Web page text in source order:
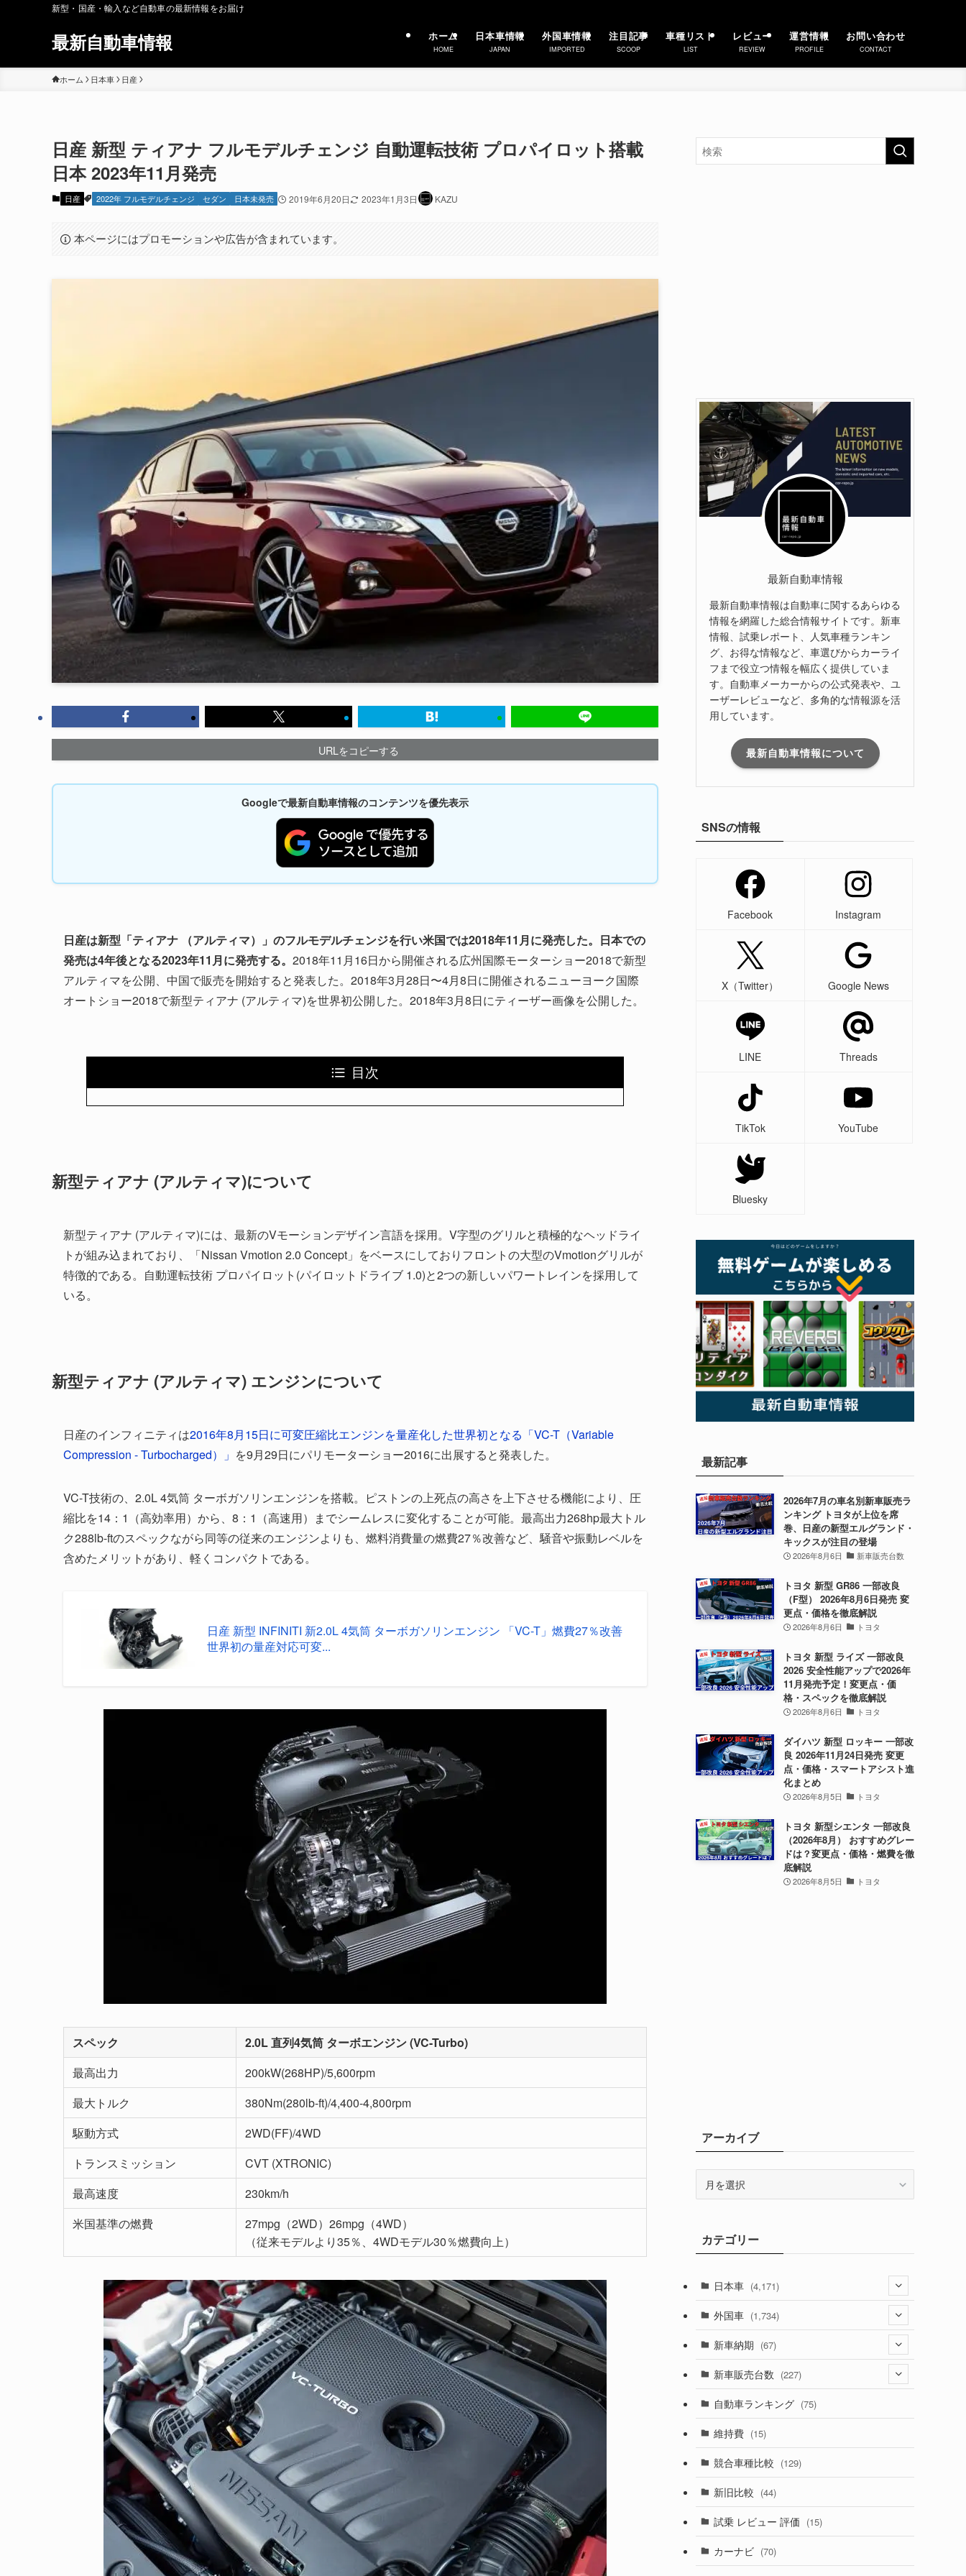
新型・国産・輸入など自動車の最新情報をお届け
最新自動車情報 ホーム
HOME
日本車情報
JAPAN
外国車情報
IMPORTED
注目記事
SCOOP
車種リスト
LIST
レビュー
REVIEW
運営情報
PROFILE
お問い合わせ
CONTACT
ホーム 日本車 日産
日産 新型 ティアナ フルモデルチェンジ 自動運転技術 プロパイロット搭載
日本 2023年11月発売
日産 2022年 フルモデルチェンジ セダン 日本未発売 2019年6月20日 2023年1月3日 KAZU
本ページにはプロモーションや広告が含まれています。
URLをコピーする
Googleで最新自動車情報のコンテンツを優先表示
日産は新型「ティアナ （アルティマ）」のフルモデルチェンジを行い米国では2018年11月に発売した。日本での
発売は4年後となる2023年11月に発売する。 2018年11月16日から開催される広州国際モーターショー2018で新型
アルティマを公開、中国で販売を開始すると発表した。2018年3月28日〜4月8日に開催されるニューヨーク国際
オートショー2018で新型ティアナ (アルティマ)を世界初公開した。2018年3月8日にティーザー画像を公開した。
目次
新型ティアナ (アルティマ)について
新型ティアナ (アルティマ)には、最新のVモーションデザイン言語を採用。V字型のグリルと積極的なヘッドライ
トが組み込まれており、「Nissan Vmotion 2.0 Concept」をベースにしておりフロントの大型のVmotionグリルが
特徴的である。自動運転技術 プロパイロット(パイロットドライブ 1.0)と2つの新しいパワートレインを採用して
いる。
新型ティアナ (アルティマ) エンジンについて
日産のインフィニティは2016年8月15日に可変圧縮比エンジンを量産化した世界初となる「VC-T（Variable
Compression - Turbocharged）」 を9月29日にパリモーターショー2016に出展すると発表した。
VC-T技術の、2.0L 4気筒 ターボガソリンエンジンを搭載。ピストンの上死点の高さを上下させる機能により、圧
縮比を14：1（高効率用）から、8：1（高速用）までシームレスに変化することが可能。最高出力268hp最大トル
ク288lb-ftのスペックながら同等の従来のエンジンよりも、燃料消費量の燃費27％改善など、騒音や振動レベルを
含めたメリットがあり、軽くコンパクトである。
日産 新型 INFINITI 新2.0L 4気筒 ターボガソリンエンジン 「VC-T」燃費27％改善
世界初の量産対応可変...
スペック
2.0L 直列4気筒 ターボエンジン (VC-Turbo)
最高出力
200kW(268HP)/5,600rpm
最大トルク
380Nm(280lb-ft)/4,400-4,800rpm
駆動方式
2WD(FF)/4WD
トランスミッション
CVT (XTRONIC)
最高速度
230km/h
米国基準の燃費
27mpg（2WD）26mpg（4WD）
（従来モデルより35％、4WDモデル30％燃費向上）
最新自動車情報
最新自動車情報は自動車に関するあらゆる
情報を網羅した総合情報サイトです。新車
情報、試乗レポート、人気車種ランキン
グ、お得な情報など、車選びからカーライ
フまで役立つ情報を幅広く提供していま
す。自動車メーカーからの公式発表や、ユ
ーザーレビューなど、多角的な情報源を活
用しています。
最新自動車情報について
SNSの情報
Facebook Instagram
X（Twitter） Google News
LINE Threads
TikTok YouTube
Bluesky
最新記事
2026年7月の車名別新車販売ラ
ンキング トヨタが上位を席
巻、日産の新型エルグランド・
キックスが注目の登場
2026年8月6日 新車販売台数
トヨタ 新型 GR86 一部改良
（F型） 2026年8月6日発売 変
更点・価格を徹底解説
2026年8月6日 トヨタ
トヨタ 新型 ライズ 一部改良
2026 安全性能アップで2026年
11月発売予定！変更点・価
格・スペックを徹底解説
2026年8月6日 トヨタ
ダイハツ 新型 ロッキー 一部改
良 2026年11月24日発売 変更
点・価格・スマートアシスト進
化まとめ
2026年8月5日 トヨタ
トヨタ 新型シエンタ 一部改良
（2026年8月） おすすめグレー
ドは？変更点・価格・燃費を徹
底解説
2026年8月5日 トヨタ
アーカイブ
ブカテゴリー
日本車 (4,171)
(1,321)
(329)
(525)
(356)
(328)
(194)
(230)
(253)
外国車 (1,734)
(188)
(242)
(85)
(84)
(14)
(222)
(50)
(58)
新車納期 (67)
(28)
(8)
(3)
(3)
(5)
(1)
新車販売台数 (227)
(21)
(5)
(7)
(5)
自動車ランキング (75)
維持費 (15)
競合車種比較 (129)
新旧比較 (44)
試乗 レビュー 評価 (15)
カーナビ (70)